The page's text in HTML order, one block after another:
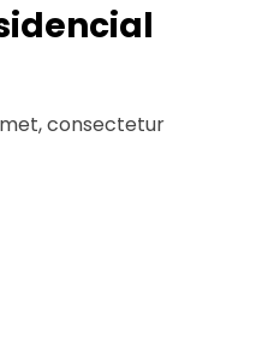
consectetur